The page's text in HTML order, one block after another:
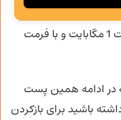
حجم فایلی که در مقابل شماست 1 مگابایت و با فرمت
در ادامه همین پست
باشید برای بازکردن